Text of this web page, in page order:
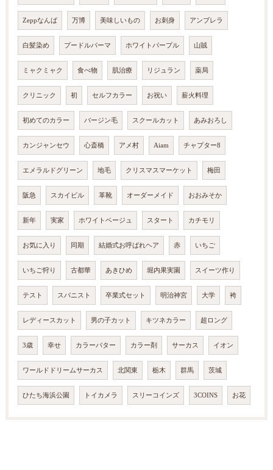
Zeppなんば 万博 美味しいもの お刺身 アンブレラ
白髪染め プードルパーマ ホワイトパープル 山賊
ミャクミャク 食べ物 肌治療 リジュラン 薬局
クリニック 初 セルフカラー お祝い 薪火料理
初めてのカラー バージン毛 スクールカット あみおろし
カンジャンセウ 心斎橋 アメ村 Aiam チャプター8
エメラルドグリーン 地毛 クリスマスマーケット 梅田
阪急 スカイビル 革靴 オーダーメイド おおみそか
新年 実家 ホワイトベージュ スタート カチモリ
お気に入り 同期 結婚式お呼ばれヘア 赤 いちご
いちご狩り 古都華 あきひめ 堀内果実園 スイーツ作り
テスト スパニスト 卒業式セット 明治神宮 大学 袴
レディースカット 男の子カット キツネカラー 超ロング
3歳 幸せ カラーバター カラー剤 サーカス イオン
ワールドドリームサーカス 北関東 栃木 群馬 茨城
ひたち海浜公園 トイカメラ スリーコインズ 3COINS お花